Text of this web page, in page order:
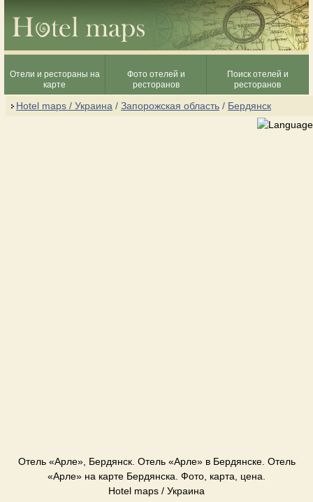
Отели и рестораны на
карте
Фото отелей и
ресторанов
Поиск отелей и
ресторанов
Hotel maps / Украина / Запорожская область / Бердянск
Отель «Арле», Бердянск. Отель «Арле» в Бердянске. Отель
«Арле» на карте Бердянска. Фото, карта, цена.
Hotel maps / Украина